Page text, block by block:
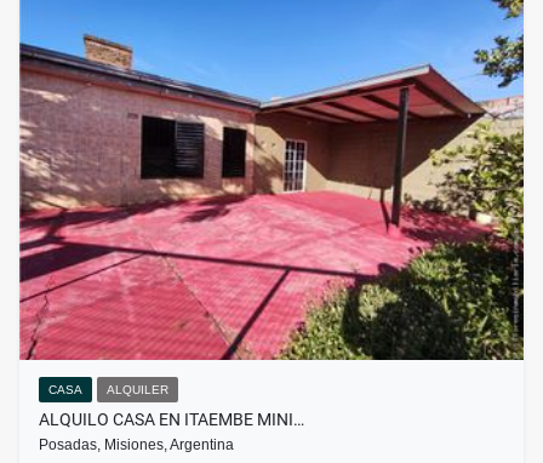
CASA ALQUILER
ALQUILO CASA EN ITAEMBE MINI…
Posadas, Misiones, Argentina